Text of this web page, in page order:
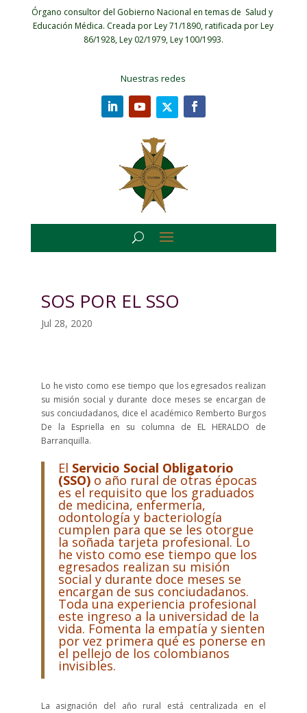
Órgano consultor del Gobierno Nacional en temas de Salud y
Educación Médica. Creada por Ley 71/1890, ratificada por Ley
86/1928, Ley 02/1979, Ley 100/1993.
Nuestras redes
SOS POR EL SSO
Jul 28, 2020
Lo he visto como ese tiempo que los egresados realizan
su misión social y durante doce meses se encargan de
sus conciudadanos, dice el académico Remberto Burgos
De la Espriella en su columna de EL HERALDO de
Barranquilla.
El Servicio Social Obligatorio
(SSO)o año rural de otras épocas
es el requisito que los graduados
de medicina, enfermería,
odontología y bacteriología
cumplen para que se les otorgue
la soñada tarjeta profesional. Lo
he visto como ese tiempo que los
egresados realizan su misión
social y durante doce meses se
encargan de sus conciudadanos.
Toda una experiencia profesional
este ingreso a la universidad de la
vida. Fomenta la empatía y sienten
por vez primera qué es ponerse en
el pellejo de los colombianos
invisibles.
La asignación del año rural está centralizada en el